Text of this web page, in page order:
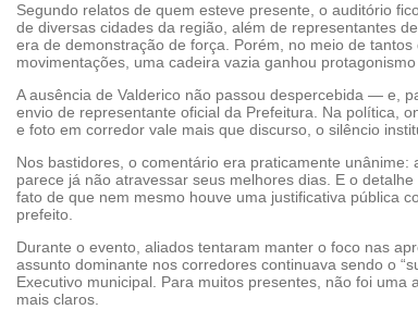
Segundo relatos de quem esteve presente, o auditório
de diversas cidades da região, além de representantes
era de demonstração de força. Porém, no meio de tantos
movimentações, uma cadeira vazia ganhou
A ausência de Valderico não passou despercebida — e,
envio de representante oficial da Prefeitura. Na política,
e foto em corredor vale mais que discurso, o silêncio
Nos bastidores, o comentário era praticamente unânime:
parece já não atravessar seus melhores dias. E o
fato de que nem mesmo houve uma justificativa pública
prefeito.
Durante o evento, aliados tentaram manter o foco nas
assunto dominante nos corredores continuava sendo o
Executivo municipal. Para muitos presentes, não foi uma
mais claros.